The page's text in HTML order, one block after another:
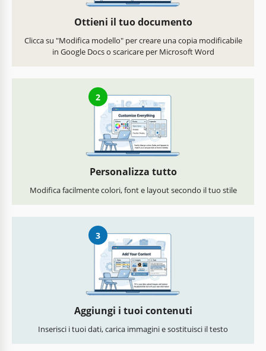
Ottieni il tuo documento
Clicca su "Modifica modello" per creare una copia modificabile
in Google Docs o scaricare per Microsoft Word
2
Personalizza tutto
Modifica facilmente colori, font e layout secondo il tuo stile
3
Aggiungi i tuoi contenuti
Inserisci i tuoi dati, carica immagini e sostituisci il testo